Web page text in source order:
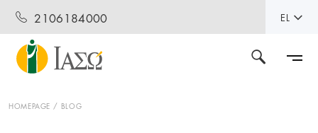
2106184000 EL
HOMEPAGE BLOG